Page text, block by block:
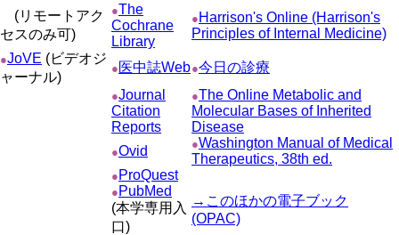
(リモートアク
セスのみ可)
●The
Cochrane
Library
● Harrison's Online (Harrison's
Principles of Internal Medicine)
●JoVE (ビデオジ
ャーナル)
● 医中誌Web●今日の診療
●Journal
Citation
Reports
●The Online Metabolic and
Molecular Bases of Inherited
Disease
●Ovid ●Washington Manual of Medical
Therapeutics, 38th ed.
● ProQuest
● PubMed
(本学専用入
口)
→このほかの電子ブック
(OPAC)